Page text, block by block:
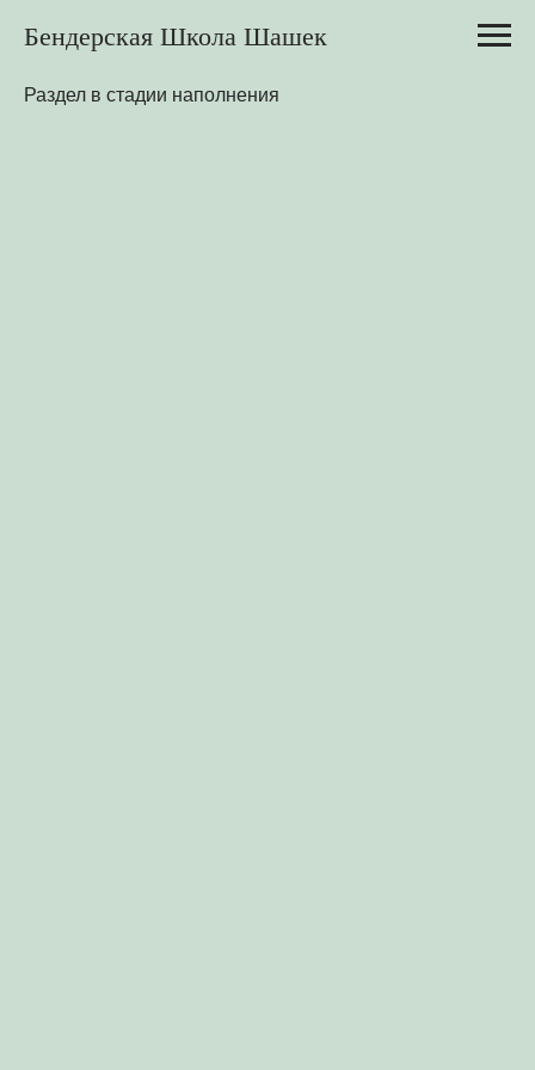
Бендерская Школа Шашек
Раздел в стадии наполнения